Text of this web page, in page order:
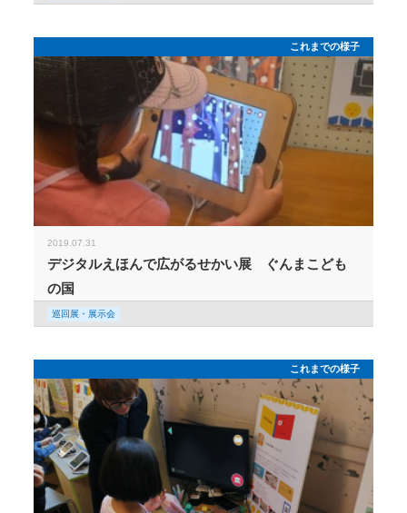
これまでの様子
2019.07.31
デジタルえほんで広がるせかい展 ぐんまこども
の国
巡回展・展示会
これまでの様子